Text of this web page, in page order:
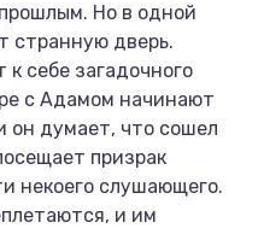
Но в одной
странную дверь.
к себе загадочного
с Адамом начинают
он думает, что сошел
призрак
некоего слушающего.
и им